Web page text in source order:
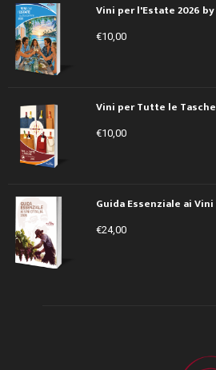
Vini per l'Estate 2026
€10,00
Vini per Tutte le
€10,00
Guida Essenziale ai Vini
€24,00